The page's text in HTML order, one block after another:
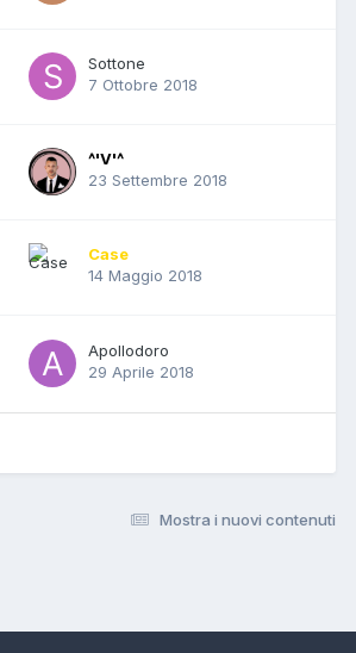
Sottone
7 Ottobre 2018
^'V'^
23 Settembre 2018
Case
14 Maggio 2018
Apollodoro
29 Aprile 2018
Mostra i nuovi contenuti